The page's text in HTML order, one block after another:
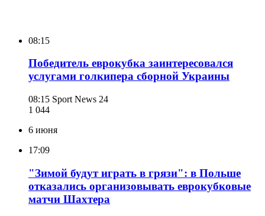
08:15
Победитель еврокубка заинтересовался
услугами голкипера сборной Украины
08:15 Sport News 24
1 044
6 июня
17:09
"Зимой будут играть в грязи": в Польше
отказались организовывать еврокубковые
матчи Шахтера